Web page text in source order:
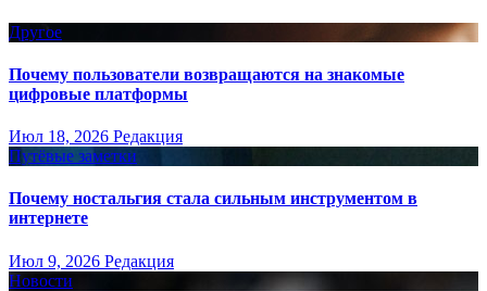
Другое
Почему пользователи возвращаются на знакомые
цифровые платформы
Июл 18, 2026 Редакция
Путёвые заметки
Почему ностальгия стала сильным инструментом в
интернете
Июл 9, 2026 Редакция
Новости